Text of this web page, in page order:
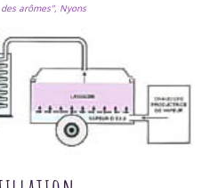
arômes", Nyons